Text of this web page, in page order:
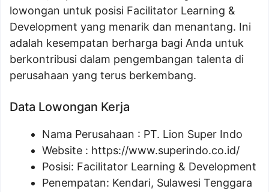
lowongan untuk posisi Facilitator Learning &
Development yang menarik dan menantang. Ini
adalah kesempatan berharga bagi Anda untuk
berkontribusi dalam pengembangan talenta di
perusahaan yang terus berkembang.
Data Lowongan Kerja
Nama Perusahaan : PT. Lion Super Indo
Website : https://www.superindo.co.id/
Posisi: Facilitator Learning & Development
Penempatan: Kendari, Sulawesi Tenggara